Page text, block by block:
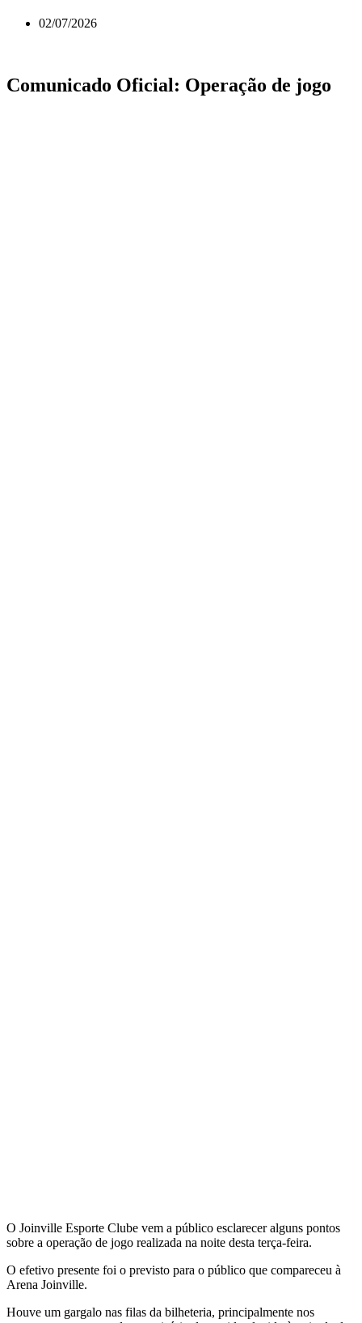
02/07/2026
Comunicado Oficial: Operação de jogo
O Joinville Esporte Clube vem a público esclarecer alguns pontos
sobre a operação de jogo realizada na noite desta terça-feira.
O efetivo presente foi o previsto para o público que compareceu à
Arena Joinville.
Houve um gargalo nas filas da bilheteria, principalmente nos